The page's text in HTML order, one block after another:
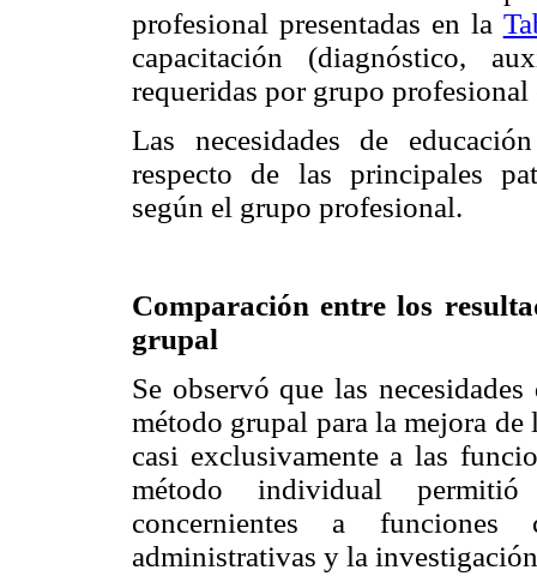
profesional presentadas en la
capacitación (diagnóstico,
requeridas por grupo
Las necesidades de
respecto de las principales
según el grupo profesional.
Comparación entre los
grupal
Se observó que las
método grupal para la mejora
casi exclusivamente a las
método individual permitió
concernientes a
administrativas y la